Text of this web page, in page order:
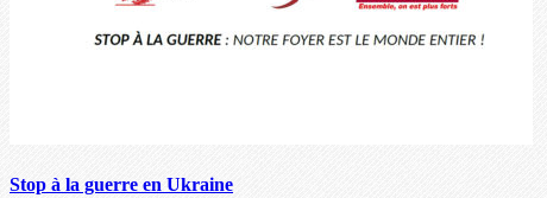
Stop à la guerre en Ukraine